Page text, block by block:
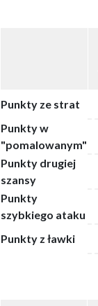
Punkty ze strat
Punkty w
"pomalowanym"
Punkty drugiej
szansy
Punkty
szybkiego ataku
Punkty z ławki